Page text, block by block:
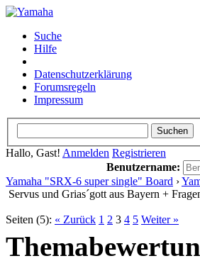
Suche
Hilfe
Datenschutzerklärung
Forumsregeln
Impressum
Hallo, Gast! Anmelden Registrieren
Benutzername:
Yamaha "SRX-6 super single" Board ›
Servus und Grias´gott aus Bayern +
Seiten (5): « Zurück 1 2 3 4 5 Weiter »